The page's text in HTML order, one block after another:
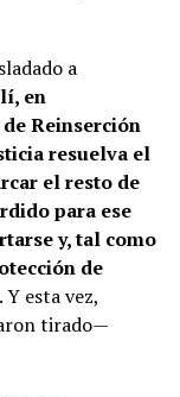
a
en
Reinserción
resuelva el
el resto de
para ese
y, tal como
de
esta vez,
tirado—